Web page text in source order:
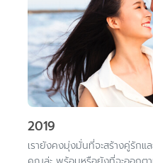
2019
เรายังคงมุ่งมั่นที่จะสร้างคู่รัก